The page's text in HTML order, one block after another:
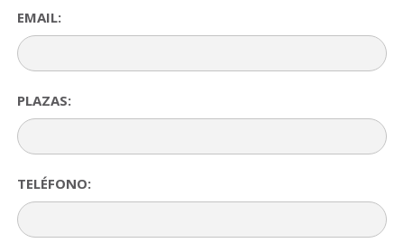
EMAIL:
PLAZAS:
TELÉFONO: